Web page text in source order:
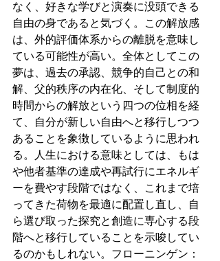
なく、好きな学びと演奏に没頭できる
自由の身であると気づく。この解放感
は、外的評価体系からの離脱を意味し
ている可能性が高い。全体としてこの
夢は、過去の承認、競争的自己との和
解、父的秩序の内在化、そして制度的
時間からの解放という四つの位相を経
て、自分が新しい自由へと移行しつつ
あることを象徴しているように思われ
る。人生における意味としては、もは
や他者基準の達成や再試行にエネルギ
ーを費やす段階ではなく、これまで培
ってきた荷物を最適に配置し直し、自
ら選び取った探究と創造に専心する段
階へと移行していることを示唆してい
るのかもしれない。フローニンゲン：